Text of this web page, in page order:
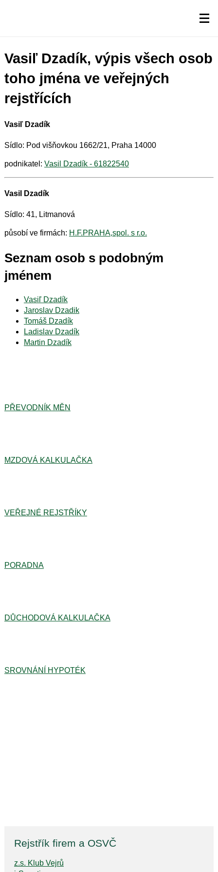
Vasiľ Dzadík, výpis všech osob
toho jména ve veřejných
rejstřících
Vasiľ Dzadík
Sídlo: Pod višňovkou 1662/21, Praha 14000
podnikatel: Vasil Dzadík - 61822540
Vasil Dzadík
Sídlo: 41, Litmanová
působí ve firmách: H.F.PRAHA,spol. s r.o.
Seznam osob s podobným
jménem
Vasiľ Dzadík
Jaroslav Dzadik
Tomáš Dzadík
Ladislav Dzadík
Martin Dzadík
PŘEVODNÍK MĚN
MZDOVÁ KALKULAČKA
VEŘEJNÉ REJSTŘÍKY
PORADNA
DŮCHODOVÁ KALKULAČKA
SROVNÁNÍ HYPOTÉK
Rejstřík firem a OSVČ
z.s. Klub Vejrů